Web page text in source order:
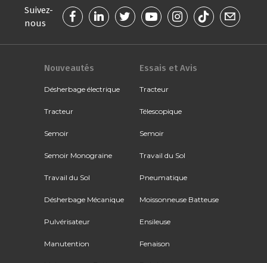
Suivez-
nous
Nouveautés
Désherbage électrique
Tracteur
Semoir
Semoir Monograine
Travail du Sol
Désherbage Mécanique
Pulvérisateur
Manutention
Essais et Avis
Tracteur
Télescopique
Semoir
Travail du Sol
Pneumatique
Moissonneuse Batteuse
Ensileuse
Fenaison